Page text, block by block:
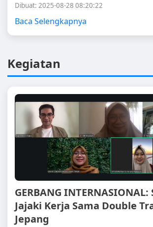
Dibuat: 2025-08-28 08:20:22
Baca Selengkapnya
Kegiatan
GERBANG INTERNASIONAL:
Jajaki Kerja Sama Double
Jepang